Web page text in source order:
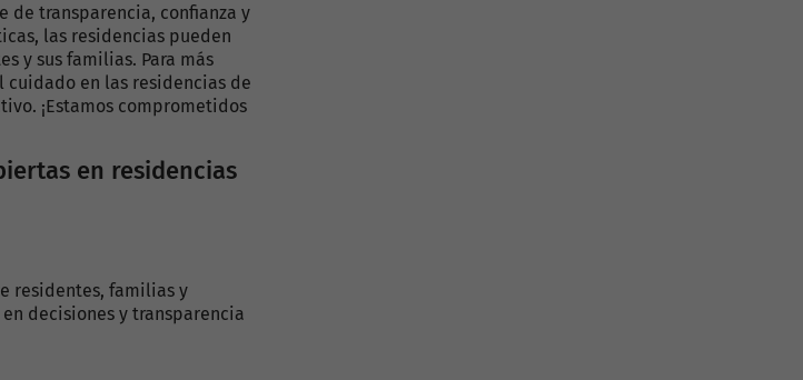
de transparencia, confianza y
las residencias pueden
y sus familias. Para más
en las residencias de
¡Estamos comprometidos
en residencias
residentes, familias y
decisiones y transparencia